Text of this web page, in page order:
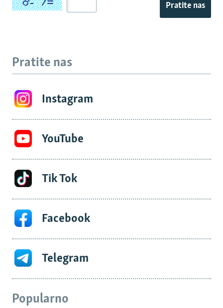
Pratite nas
Pratite nas
Instagram
YouTube
Tik Tok
Facebook
Telegram
Popularno